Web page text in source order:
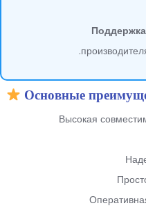
Поддержка
Основные
Высокая